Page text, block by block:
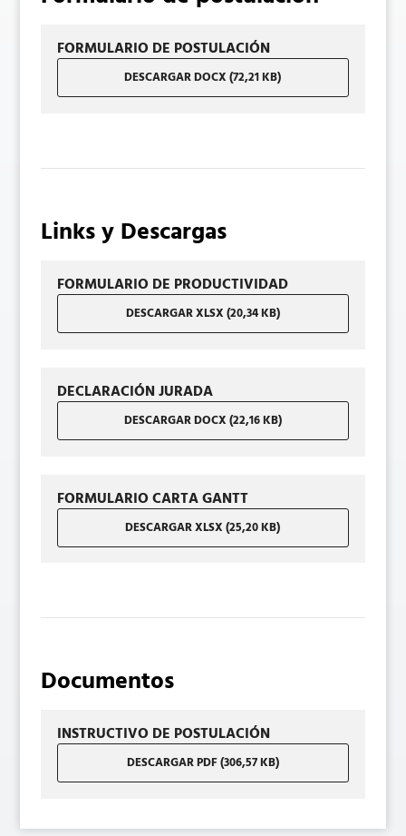
FORMULARIO DE POSTULACIÓN
DESCARGAR DOCX (72,21 KB)
Links y Descargas
FORMULARIO DE PRODUCTIVIDAD
DESCARGAR XLSX (20,34 KB)
DECLARACIÓN JURADA
DESCARGAR DOCX (22,16 KB)
FORMULARIO CARTA GANTT
DESCARGAR XLSX (25,20 KB)
Documentos
INSTRUCTIVO DE POSTULACIÓN
DESCARGAR PDF (306,57 KB)